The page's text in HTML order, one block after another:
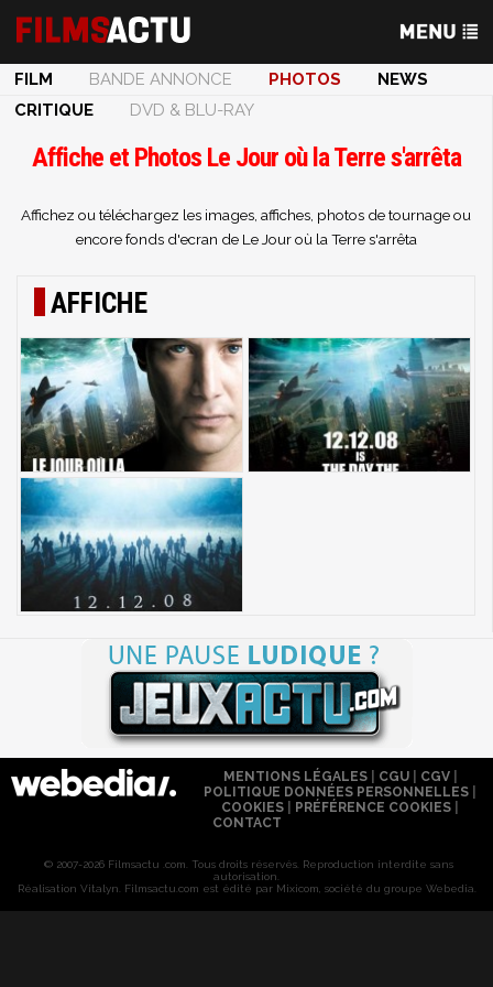
FILM BANDE ANNONCE PHOTOS
NEWS
CRITIQUE
DVD & BLU-RAY
Affiche et Photos Le Jour où la Terre s'arrêta
Affichez ou téléchargez les images, affiches, photos de tournage ou
encore fonds d'ecran de Le Jour où la Terre s'arrêta
AFFICHE
MENTIONS LÉGALES| CGU| CGV|
POLITIQUE DONNÉES PERSONNELLES
COOKIES
PRÉFÉRENCE COOKIES
CONTACT
© 2007-2026 Filmsactu .com. Tous droits réservés. Reproduction interdite sans
autorisation.
Réalisation Vitalyn . Filmsactu .com est édité par Mixicom, société du groupe Webedia.